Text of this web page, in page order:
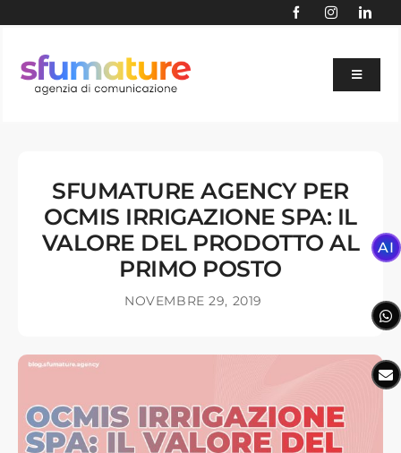
content
Toggle
SERVIZI
AGENZIA
SFUMATURE AGENCY PER
OCMIS IRRIGAZIONE SPA: IL
VALORE DEL PRODOTTO AL
PRIMO POSTO
NOVEMBRE 29, 2019
AI